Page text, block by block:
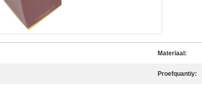
Materiaal:
Proefquantiy: